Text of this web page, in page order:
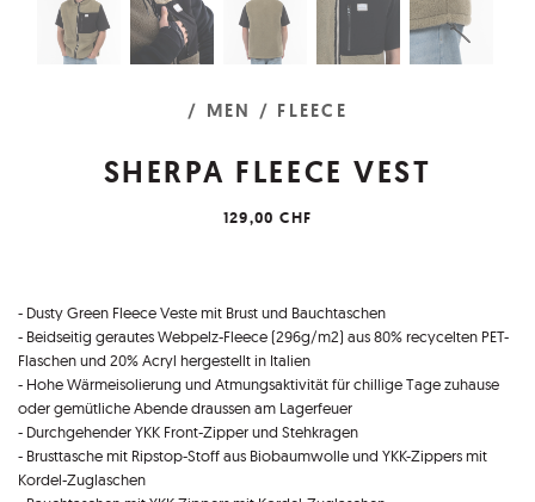
/ MEN / FLEECE
SHERPA FLEECE VEST
129,00 CHF
- Dusty Green Fleece Veste mit Brust und Bauchtaschen
​​​​​​​- Beidseitig gerautes Webpelz-Fleece (296g/m2) aus 80% recycelten PET-
Flaschen und 20% Acryl hergestellt in Italien
- Hohe Wärmeisolierung und Atmungsaktivität für chillige Tage zuhause
oder gemütliche Abende draussen am Lagerfeuer
- Durchgehender YKK Front-Zipper und Stehkragen
- Brusttasche mit Ripstop-Stoff aus Biobaumwolle und YKK-Zippers mit
Kordel-Zuglaschen